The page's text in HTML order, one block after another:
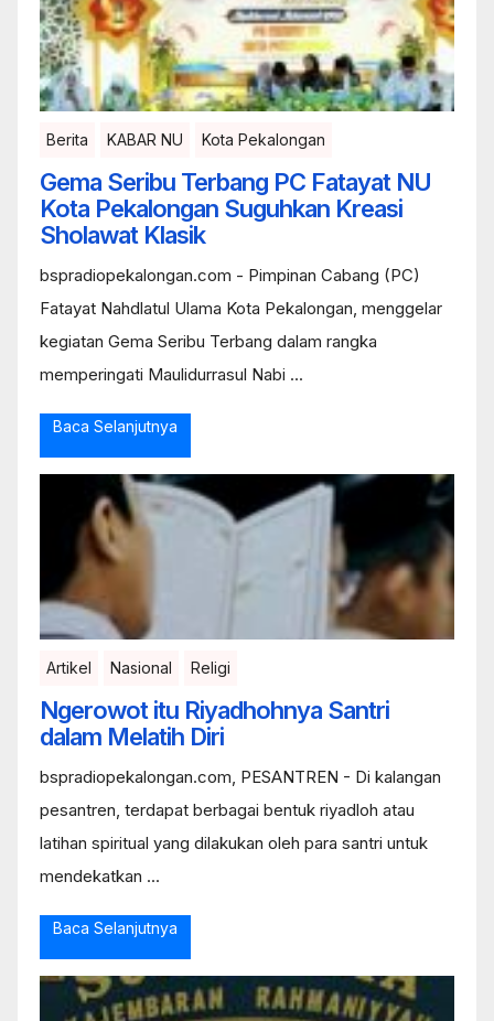
Berita KABAR NU Kota Pekalongan
Gema Seribu Terbang PC Fatayat NU
Kota Pekalongan Suguhkan Kreasi
Sholawat Klasik
bspradiopekalongan.com - Pimpinan Cabang (PC)
Fatayat Nahdlatul Ulama Kota Pekalongan, menggelar
kegiatan Gema Seribu Terbang dalam rangka
memperingati Maulidurrasul Nabi ...
Baca Selanjutnya
Artikel Nasional Religi
Ngerowot itu Riyadhohnya Santri
dalam Melatih Diri
bspradiopekalongan.com, PESANTREN - Di kalangan
pesantren, terdapat berbagai bentuk riyadloh atau
latihan spiritual yang dilakukan oleh para santri untuk
mendekatkan ...
Baca Selanjutnya